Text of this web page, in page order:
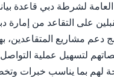
العامة لشرطة دبي قاعدة
على التقاعد من إمارة
دعم مشاريع
لتسهيل عملية
لهم بما يناسب خبرات